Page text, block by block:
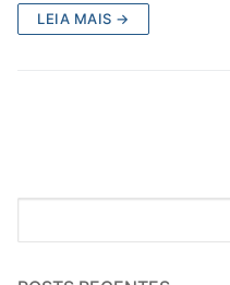
LEIA MAIS →